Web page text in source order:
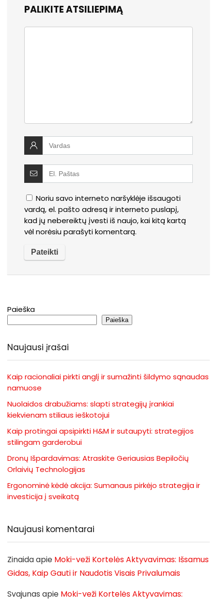
PALIKITE ATSILIEPIMĄ
Noriu savo interneto naršyklėje išsaugoti
vardą, el. pašto adresą ir interneto puslapį,
kad jų nebereiktų įvesti iš naujo, kai kitą kartą
vėl norėsiu parašyti komentarą.
Paieška
Paieška
Naujausi įrašai
Kaip racionaliai pirkti anglį ir sumažinti šildymo sąnaudas
namuose
Nuolaidos drabužiams: slapti strategijų įrankiai
kiekvienam stiliaus ieškotojui
Kaip protingai apsipirkti H&M ir sutaupyti: strategijos
stilingam garderobui
Dronų Išpardavimas: Atraskite Geriausias Bepiločių
Orlaivių Technologijas
Ergonominė kėdė akcija: Sumanaus pirkėjo strategija ir
investicija į sveikatą
Naujausi komentarai
Zinaidaapie Moki-veži Kortelės Aktyvavimas: Išsamus
Gidas, Kaip Gauti ir Naudotis Visais Privalumais
Svajunas apie Moki-veži Kortelės Aktyvavimas: